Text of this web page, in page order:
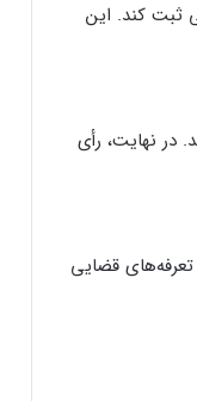
ثبت کند. این
در نهایت، رأی
قضایی